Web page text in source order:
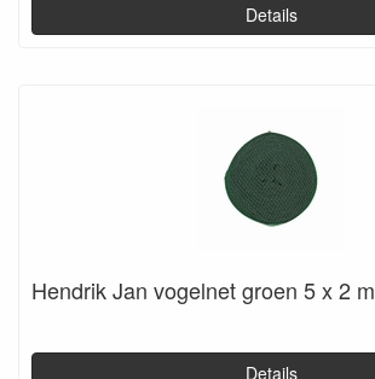
Details
Hendrik Jan vogelnet groen 5 x 2 m
Details